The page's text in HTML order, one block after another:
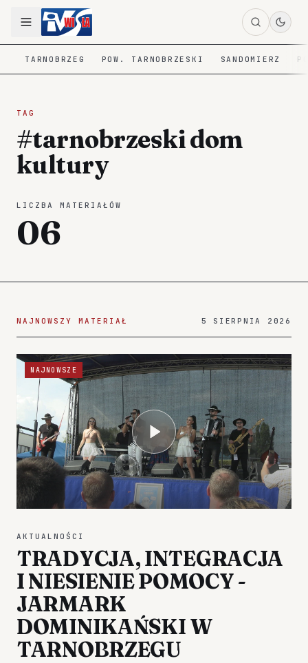
TARNOBRZEG POW. TARNOBRZESKI SANDOMIERZ
TAG
#tarnobrzeski dom
kultury
LICZBA MATERIAŁÓW
06
NAJNOWSZY MATERIAŁ 5 SIERPNIA 2026
NAJNOWSZE
AKTUALNOŚCI
TRADYCJA, INTEGRACJA
I NIESIENIE POMOCY -
JARMARK
DOMINIKAŃSKI W
TARNOBRZEGU